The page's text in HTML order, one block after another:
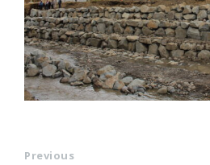
Previous